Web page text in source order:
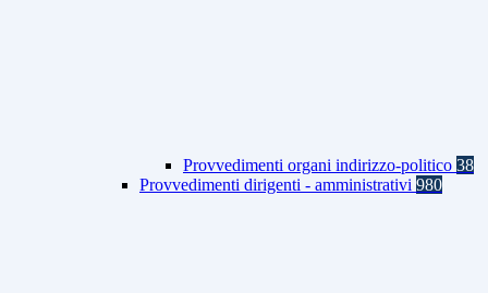
Provvedimenti organi indirizzo-politico 38
Provvedimenti dirigenti - amministrativi 980